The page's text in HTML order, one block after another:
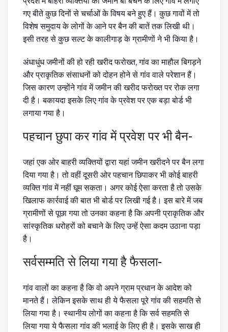
गए बीते कुछ दिनों से चर्चाओं के विषय बने हुए हैं। कुछ गावों में तो
विशेष समुदाय के लोगों के आने पर बैन की बातें तक लिखी थी।
इसी तरह से कुछ सल्ट के कालीगाड़ के ग्रामीणों ने भी किया है।
अंधाधुंध जमीनों की हो रही खरीद फरोख्त, गांव का माहौल बिगड़ने
और प्राकृतिक संसाधनों को दोहन होने से गांव वाले परेशान हैं।
जिस कारण उन्होंने गांव में जमीन की खरीद फरोख्त पर रोक लगा
दी है। बकायदा इसके लिए गांव के प्रवेश पर एक बड़ा बोर्ड भी
लगाया गया है।
पहचान छुपा कर गांव में प्रवेश पर भी बैन-
जहां एक ओर बाहरी व्यक्तियों द्वारा यहां जमीन खरीदने पर बैन लगा
दिया गया है। तो वहीं दूसरी ओर पहचान छिपाकर भी कोई बाहरी
व्यक्ति गांव में नहीं घूम सकता। अगर कोई ऐसा करता है तो उसके
खिलाफ कार्रवाई की बात भी बोर्ड पर लिखी गई है। इस बारे में जब
ग्रामीणों से पूछा गया तो उनका कहना है कि अपनी प्राकृतिक और
सांस्कृतिक धरोहरों को बचाने के लिए उन्हें ऐसा कदम उठाना पड़ा
है।
सर्वसम्मति से लिया गया है फैसला-
गांव वालों का कहना है कि वो अपने ग्राम प्रधान के आदेश को
मानते हैं। लेकिन इसके साथ ही ये फैसला पूरे गांव की सहमति से
लिया गया है। स्थानीय लोगों का कहना है कि सर्व सहमति से
लिया गया ये फैसला गांव की भलाई के लिए ही है। इसके साख ही